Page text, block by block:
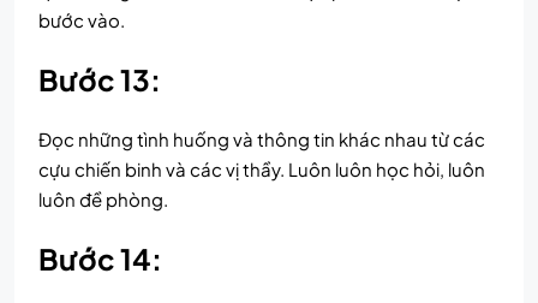
bước vào.
Bước 13:
Đọc những tình huống và thông tin khác nhau từ các
cựu chiến binh và các vị thầy. Luôn luôn học hỏi, luôn
luôn đề phòng.
Bước 14: